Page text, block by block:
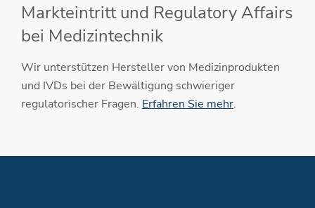
Markteintritt und Regulatory Affairs
bei Medizintechnik
Wir unterstützen Hersteller von Medizinprodukten
und IVDs bei der Bewältigung schwieriger
regulatorischer Fragen. Erfahren Sie mehr.